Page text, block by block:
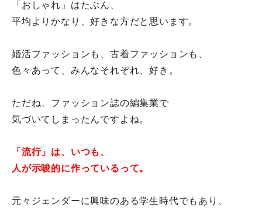
「おしゃれ」はたぶん、
平均よりかなり、好きな方だと思います。
婚活ファッションも、古着ファッションも、
色々あって、みんなそれぞれ、好き。
ただね、ファッション誌の編集業で
気づいてしまったんですよね。
「流行」は、いつも、
人が示唆的に作っているって。
元々ジェンダーに興味のある学生時代でもあり、